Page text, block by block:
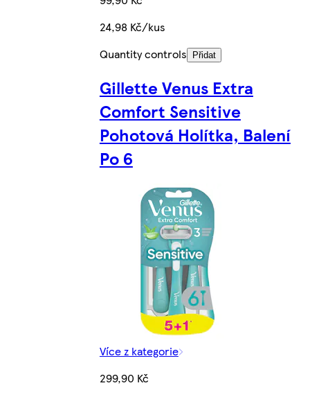
24,98 Kč/kus
Quantity controls
Přidat
Gillette Venus Extra
Comfort Sensitive
Pohotová Holítka, Balení
Po 6
Více z kategorie
299,90 Kč